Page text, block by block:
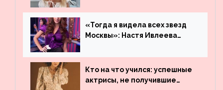
«Тогда я видела всех звезд
Москвы»: Настя Ивлеева
популярности и выложила
архивные фото
Кто на что учился: успешные
актрисы, не получившие